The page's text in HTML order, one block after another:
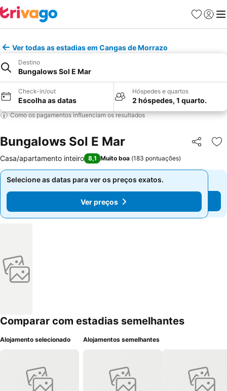
Favoritos
Iniciar
Ver todas as estadias em Cangas de Morrazo
Destino
Bungalows Sol E Mar
Check-in/out
Escolha as datas
Hóspedes e quartos
2 hóspedes, 1 quarto.
Como os pagamentos influenciam os resultados
Bungalows Sol E Mar Partilhar
Casa/apartamento inteiro 8,1 Muito boa (183 pontuações)
Selecione as datas para ver os preços exatos.
Ver preços
Selecione as datas para ver os preços exatos.
Ver preços
Comparar com estadias semelhantes
Alojamento selecionado Alojamentos semelhantes